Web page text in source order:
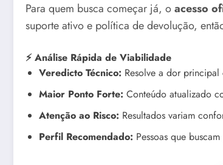
Para quem busca começar já, oacesso
suporte ativo e política de devolução,
⚡ Análise Rápida de Viabilidade
Veredicto Técnico: Resolve a dor
Maior Ponto Forte: Conteúdo atualizado
Atenção ao Risco: Resultados variam
Perfil Recomendado: Pessoas que